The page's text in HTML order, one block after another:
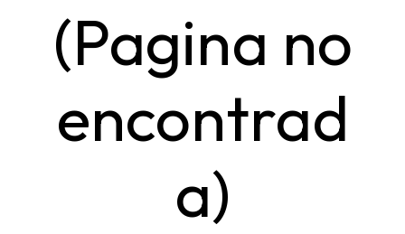
(Pagina no
encontrad
a)